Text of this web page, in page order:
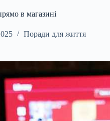
в магазині
Поради для життя